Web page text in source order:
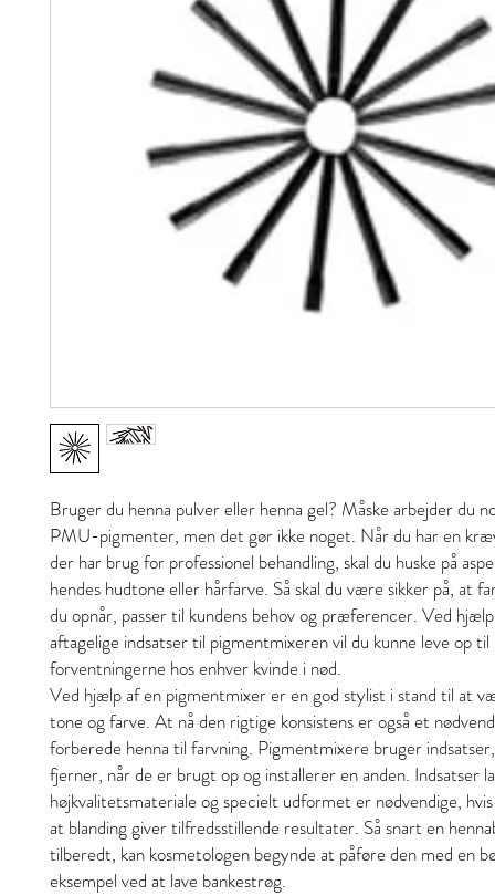
Bruger du henna pulver eller henna gel? Måske arbejder du
PMU-pigmenter, men det gør ikke noget. Når du har en
der har brug for professionel behandling, skal du huske på
hendes hudtone eller hårfarve. Så skal du være sikker på, at
du opnår, passer til kundens behov og præferencer. Ved
aftagelige indsatser til pigmentmixeren vil du kunne leve op til
forventningerne hos enhver kvinde i nød.
Ved hjælp af en pigmentmixer er en god stylist i stand til at
tone og farve. At nå den rigtige konsistens er også et
forberede henna til farvning. Pigmentmixere bruger
fjerner, når de er brugt op og installerer en anden. Indsatser
højkvalitetsmateriale og specielt udformet er nødvendige,
at blanding giver tilfredsstillende resultater. Så snart en
tilberedt, kan kosmetologen begynde at påføre den med en
eksempel ved at lave bankestrøg.